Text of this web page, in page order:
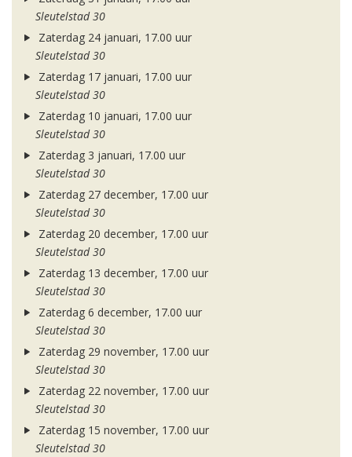
Sleutelstad 30
Zaterdag 24 januari, 17.00 uur
Sleutelstad 30
Zaterdag 17 januari, 17.00 uur
Sleutelstad 30
Zaterdag 10 januari, 17.00 uur
Sleutelstad 30
Zaterdag 3 januari, 17.00 uur
Sleutelstad 30
Zaterdag 27 december, 17.00 uur
Sleutelstad 30
Zaterdag 20 december, 17.00 uur
Sleutelstad 30
Zaterdag 13 december, 17.00 uur
Sleutelstad 30
Zaterdag 6 december, 17.00 uur
Sleutelstad 30
Zaterdag 29 november, 17.00 uur
Sleutelstad 30
Zaterdag 22 november, 17.00 uur
Sleutelstad 30
Zaterdag 15 november, 17.00 uur
Sleutelstad 30